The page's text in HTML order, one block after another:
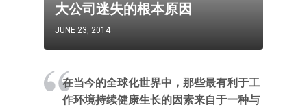
大公司迷失的根本原因
JUNE 23, 2014
在当今的全球化世界中，那些最有利于工
作环境持续健康生长的因素来自于一种与